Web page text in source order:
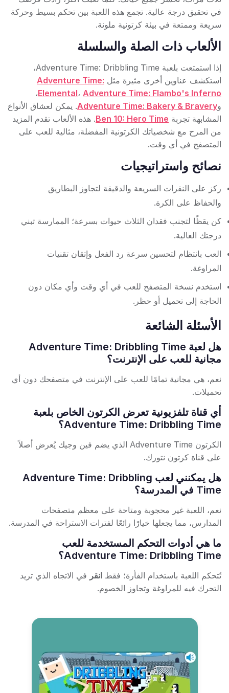
في تحقيق درجة عالية. تجمع هذه اللعبة بين تحكم بسيط وحركة
سريعة وممتعة في بيئة كرتونية ملونة.
الألعاب ذات الصلة والسلسلة
إذا استمتعت بلعبة Adventure Time: Dribbling Time،
استكشف عناوين أخرى مثيرة مثل Adventure Time:
Elemental، Adventure Time: Flambo's Inferno
،
وAdventure Time: Bakery & Bravery. يمكن لعشاق الأنواع
المشابهة تجربة Ben 10: Hero Time. هذه الألعاب تقدم المزيد
من المرح مع شخصياتك الكرتونية المفضلة، مثالية للعب على
المتصفح في أي وقت.
نصائح واستراتيجيات
ركز على النقرات السريعة والدقيقة لتجاوز البطاريق
والحفاظ على الكرة.
كن يقظًا لتجنب فقدان الثلاث حيوات بسرعة؛ الممارسة تبني
درجتك العالية.
العب بانتظام لتحسين سرعة رد الفعل وإتقان تقنيات
المراوغة.
استخدم نسخة المتصفح للعب في أي وقت وأي مكان دون
الحاجة إلى تحميل أو حظر.
الأسئلة الشائعة
هل لعبة Adventure Time: Dribbling Time
مجانية للعب على الإنترنت؟
نعم، هي مجانية تمامًا للعب على الإنترنت في متصفحك دون أي
تحميلات.
أي قناة تلفزيونية تعرض الكرتون الخاص بلعبة
Adventure Time: Dribbling Time؟
الكرتون Adventure Time الذي يضم فين وجيك يُعرض أصلاً
على قناة كرتون نتورك.
هل يمكنني لعب Adventure Time: Dribbling
Time في المدرسة؟
نعم، اللعبة غير محجوبة ومتاحة على معظم متصفحات
المدارس، مما يجعلها خيارًا رائعًا لفترات الاستراحة في المدرسة.
ما هي أدوات التحكم المستخدمة للعب
Adventure Time: Dribbling Time؟
تُتحكم اللعبة باستخدام الفأرة؛ فقط انقر في الاتجاه الذي تريد
التحرك فيه للمراوغة وتجاوز الخصوم.